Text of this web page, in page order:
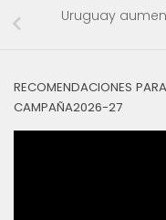
Uruguay
RECOMENDACIONES
CAMPAÑA2026-27